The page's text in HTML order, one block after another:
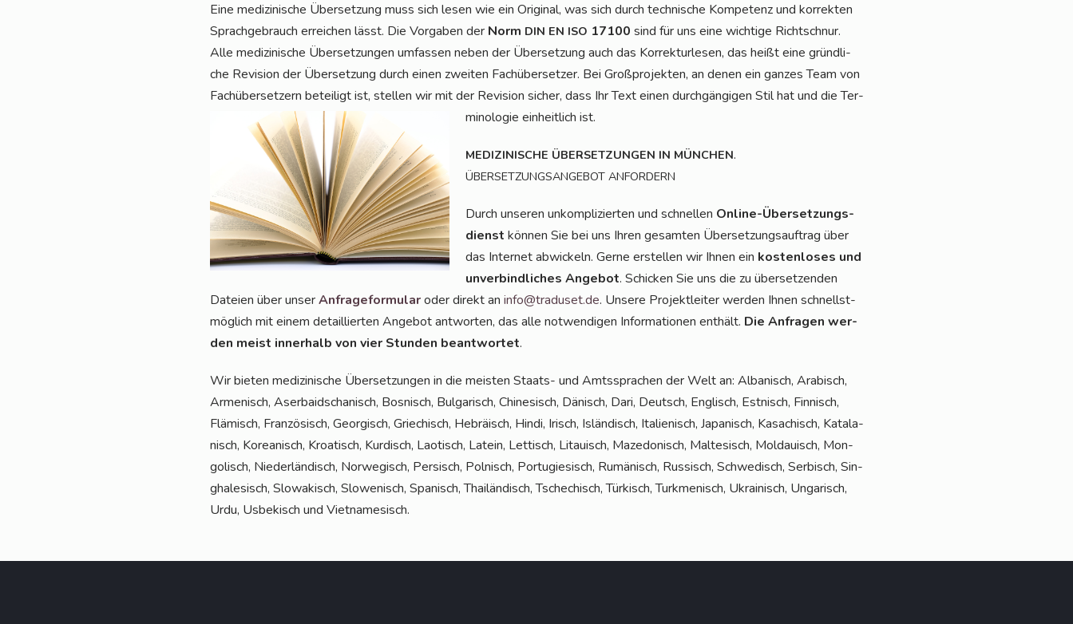
Eine medi­zi­ni­sche Über­set­zung muss sich lesen wie ein Ori­gi­nal, was sich durch tech­ni­sche Kom­pe­tenz und kor­rek­ten
Sprach­ge­brauch errei­chen lässt. Die Vor­ga­ben der Norm DIN EN ISO 17100 sind für uns eine wich­ti­ge Richt­schnur.
Alle medi­zi­ni­sche Über­set­zun­gen umfas­sen neben der Über­set­zung auch das Kor­rek­tur­le­sen, das heißt eine gründ­li­
che Revi­si­on der Über­set­zung durch einen zwei­ten Fach­über­set­zer. Bei Groß­pro­jek­ten, an denen ein gan­zes Team von
Fach­über­set­zern betei­ligt ist, stel­len wir mit der Revi­si­on sicher, dass Ihr Text einen durch­gän­gi­gen Stil hat und die Ter­
mi­no­lo­gie ein­heit­lich ist.
MEDIZINISCHE ÜBERSETZUNGEN IN MÜNCHEN.
ÜBERSETZUNGSANGEBOT ANFORDERN
Durch unse­ren unkom­pli­zier­ten und schnel­len Online-Über­set­zungs­
dienst kön­nen Sie bei uns Ihren gesam­ten Über­set­zungs­auf­trag über
das Inter­net abwi­ckeln. Ger­ne erstel­len wir Ihnen ein kos­ten­lo­ses und
unver­bind­li­ches Ange­bot. Schi­cken Sie uns die zu über­set­zen­den
Datei­en über unserAnfra­ge­for­mu­laroder direkt an info@traduset.de. Unse­re Pro­jekt­lei­ter wer­den Ihnen schnellst­
mög­lich mit einem detail­lier­ten Ange­bot ant­wor­ten, das alle not­wen­di­gen Infor­ma­tio­nen ent­hält. Die Anfra­gen wer­
den meist inner­halb von vier Stun­den beant­wor­tet.
Wir bie­ten medi­zi­ni­sche Über­set­zun­gen in die meis­ten Staats- und Amts­spra­chen der Welt an: Alba­nisch, Ara­bisch,
Arme­nisch, Aser­bai­dscha­nisch, Bos­nisch, Bul­ga­risch, Chi­ne­sisch, Dänisch, Dari, Deutsch, Eng­lisch, Est­nisch, Fin­nisch,
Flä­misch, Fran­zö­sisch, Geor­gisch, Grie­chisch, Hebrä­isch, Hin­di, Irisch, Islän­disch, Ita­lie­nisch, Japa­nisch, Kasa­chisch, Kata­la­
nisch, Korea­nisch, Kroa­tisch, Kur­disch, Lao­tisch, Latein, Let­tisch, Litau­isch, Maze­do­nisch, Mal­te­sisch, Mol­dauisch, Mon­
go­lisch, Nie­der­län­disch, Nor­we­gisch, Per­sisch, Pol­nisch, Por­tu­gie­sisch, Rumä­nisch, Rus­sisch, Schwe­disch, Ser­bisch, Sin­
gha­le­sisch, Slo­wa­kisch, Slo­we­nisch, Spa­nisch, Thai­län­disch, Tsche­chisch, Tür­kisch, Turk­me­ni­sch, Ukrai­nisch, Unga­risch,
Urdu, Usbe­kisch und Vietnamesisch.